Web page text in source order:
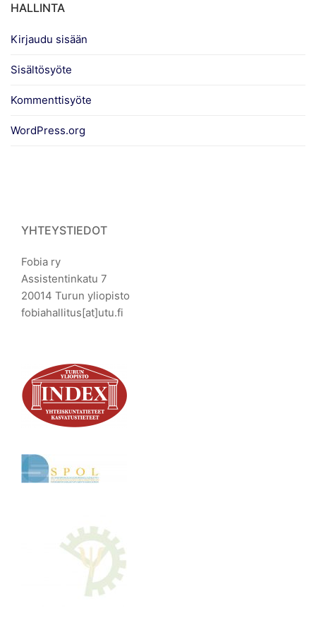
HALLINTA
Kirjaudu sisään
Sisältösyöte
Kommenttisyöte
WordPress.org
YHTEYSTIEDOT
Fobia ry
Assistentinkatu 7
20014 Turun yliopisto
fobiahallitus[at]utu.fi